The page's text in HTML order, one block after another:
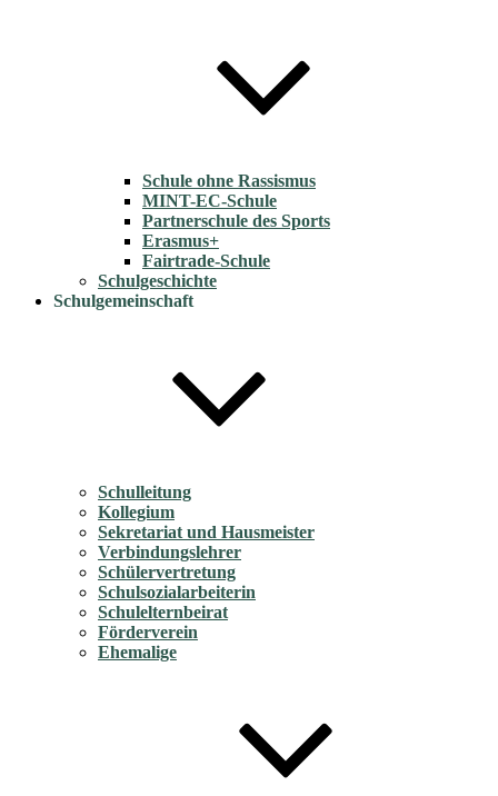
Schule ohne Rassismus
MINT-EC-Schule
Partnerschule des Sports
Erasmus+
Fairtrade-Schule
Schulgeschichte
Schulgemeinschaft
Schulleitung
Kollegium
Sekretariat und Hausmeister
Verbindungslehrer
Schülervertretung
Schulsozialarbeiterin
Schulelternbeirat
Förderverein
Ehemalige